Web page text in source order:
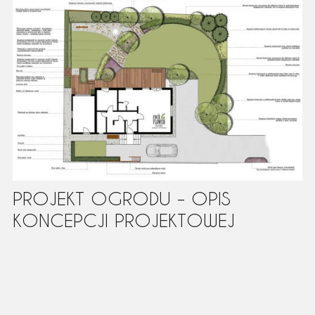
PROJEKT OGRODU – OPIS
KONCEPCJI PROJEKTOWEJ